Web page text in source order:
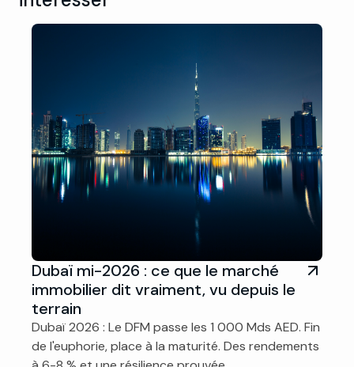
Dubaï mi-2026 : ce que le marché
immobilier dit vraiment, vu depuis le
terrain
Dubaï 2026 : Le DFM passe les 1 000 Mds AED. Fin
de l'euphorie, place à la maturité. Des rendements